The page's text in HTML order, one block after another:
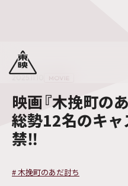
MOVIE
映画『木挽町の
総勢12名のキ
禁‼
#木挽町のあだ討ち